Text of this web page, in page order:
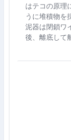
はテコの原理
うに堆積物を
泥器は閉鎖ワ
後、離底して